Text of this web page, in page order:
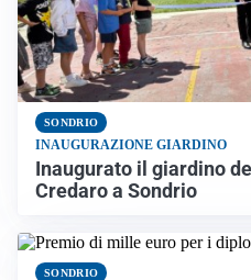
SONDRIO
INAUGURAZIONE GIARDINO
Inaugurato il giardino
Credaro a Sondrio
SONDRIO